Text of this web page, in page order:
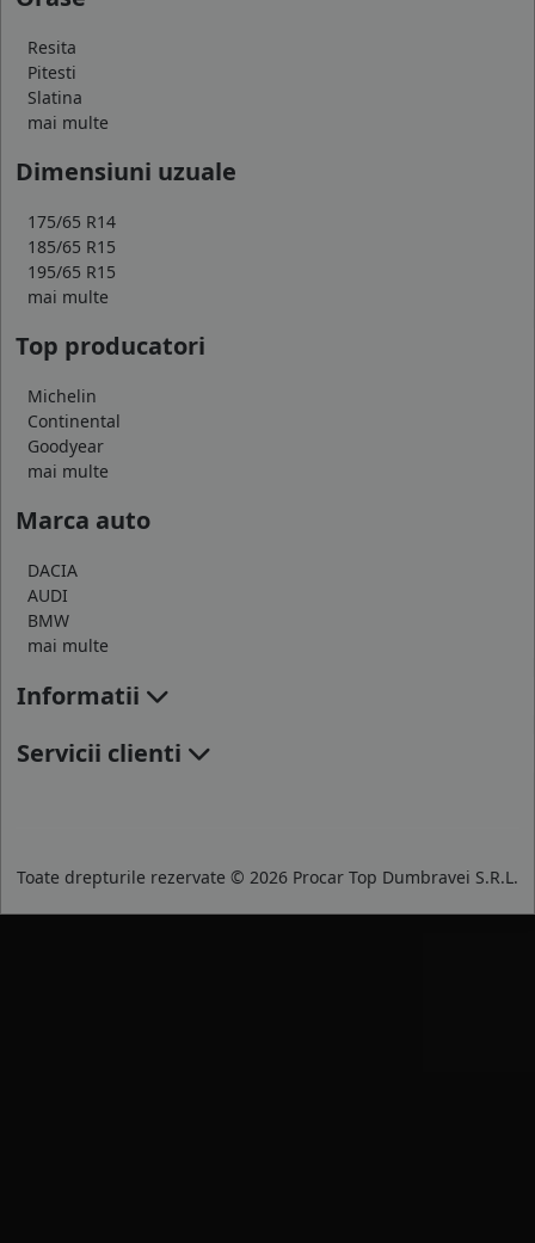
Resita
Pitesti
Slatina
mai multe
Dimensiuni uzuale
175/65 R14
185/65 R15
195/65 R15
mai multe
Top producatori
Michelin
Continental
Goodyear
mai multe
Marca auto
DACIA
AUDI
BMW
mai multe
Informatii
Servicii clienti
Toate drepturile rezervate © 2026 Procar Top Dumbravei S.R.L.